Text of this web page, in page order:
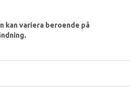
kan variera beroende på